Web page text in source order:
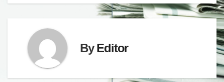
ByEditor